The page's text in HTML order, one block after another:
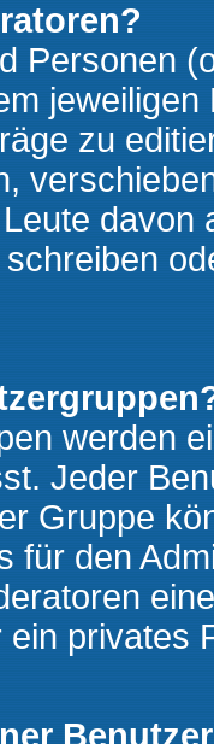
Personen
zu
werden
Jeder
Gruppe
für den
ein privates